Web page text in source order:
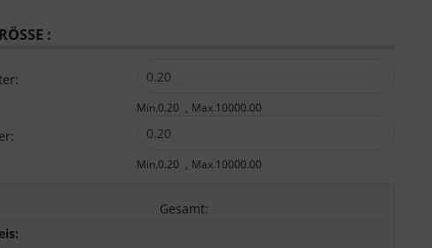
:
Min.0.20 Max.10000.00
Min.0.20 Max.10000.00
Gesamt: